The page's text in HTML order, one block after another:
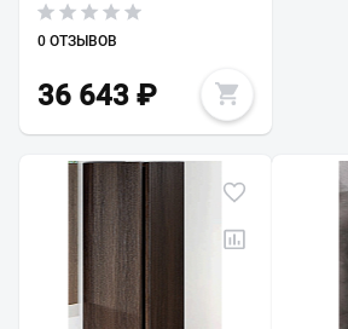
0 ОТЗЫВОВ
36 643 ₽